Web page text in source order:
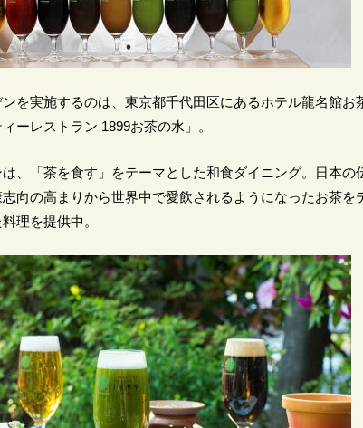
を実施するのは、東京都千代田区にあるホテル龍名館お
ーレストラン 1899お茶の水」。
、「茶を食す」をテーマとした和食ダイニング。日本の
志向の高まりから世界中で愛飲されるようになったお茶を
理を提供中。